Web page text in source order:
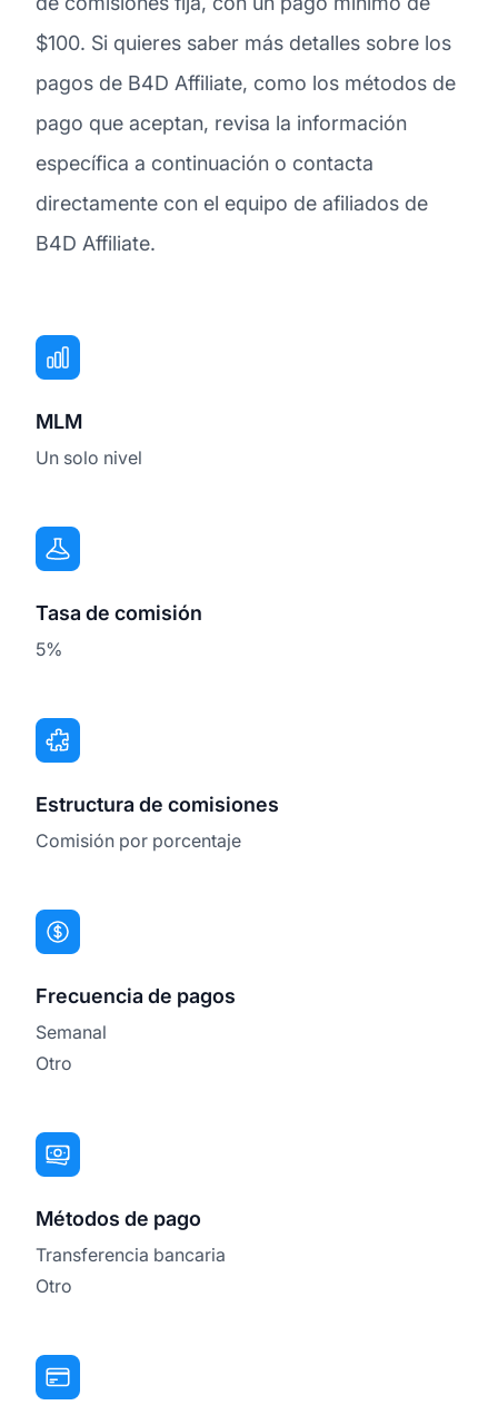
$100. Si quieres saber más detalles sobre los
pagos de B4D Affiliate, como los métodos de
pago que aceptan, revisa la información
específica a continuación o contacta
directamente con el equipo de afiliados de
B4D Affiliate.
MLM
Un solo nivel
Tasa de comisión
5%
Estructura de comisiones
Comisión por porcentaje
Frecuencia de pagos
Semanal
Otro
Métodos de pago
Transferencia bancaria
Otro